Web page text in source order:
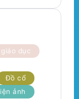
dục
Đồ cổ
ảnh